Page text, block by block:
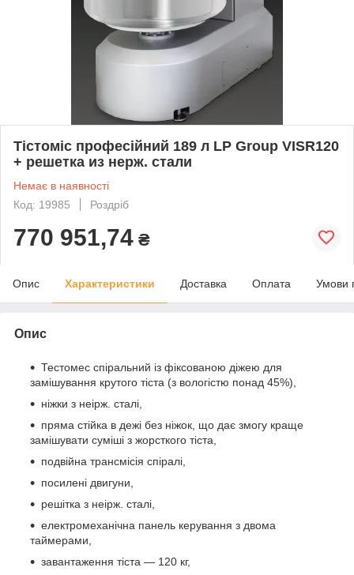
Тістоміс професійний 189 л LP Group VISR120
+ решетка из нерж. стали
Немає в наявності
Код: 19985
Роздріб
770 951,74 ₴
Опис Характеристики Доставка Оплата Умови
Опис
Тестомес спіральний із фіксованою діжею для
замішування крутого тіста (з вологістю понад 45%),
ніжки з неірж. сталі,
пряма стійка в дежі без ніжок, що дає змогу краще
замішувати суміші з жорсткого тіста,
подвійна трансмісія спіралі,
посилені двигуни,
решітка з неірж. сталі,
електромеханічна панель керування з двома
таймерами,
завантаження тіста — 120 кг,